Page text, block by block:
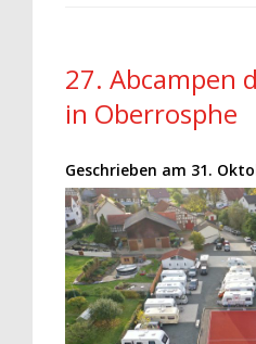
27. Abcampen
in Oberrosphe
Geschrieben am 31.